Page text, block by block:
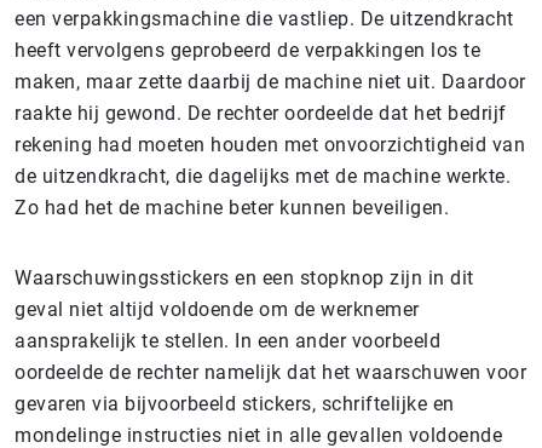
een verpakkingsmachine die vastliep. De uitzendkracht
heeft vervolgens geprobeerd de verpakkingen los te
maken, maar zette daarbij de machine niet uit. Daardoor
raakte hij gewond. De rechter oordeelde dat het bedrijf
rekening had moeten houden met onvoorzichtigheid van
de uitzendkracht, die dagelijks met de machine werkte.
Zo had het de machine beter kunnen beveiligen.
Waarschuwingsstickers en een stopknop zijn in dit
geval niet altijd voldoende om de werknemer
aansprakelijk te stellen. In een ander voorbeeld
oordeelde de rechter namelijk dat het waarschuwen voor
gevaren via bijvoorbeeld stickers, schriftelijke en
mondelinge instructies niet in alle gevallen voldoende